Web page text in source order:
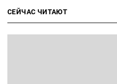
СЕЙЧАС ЧИТАЮТ